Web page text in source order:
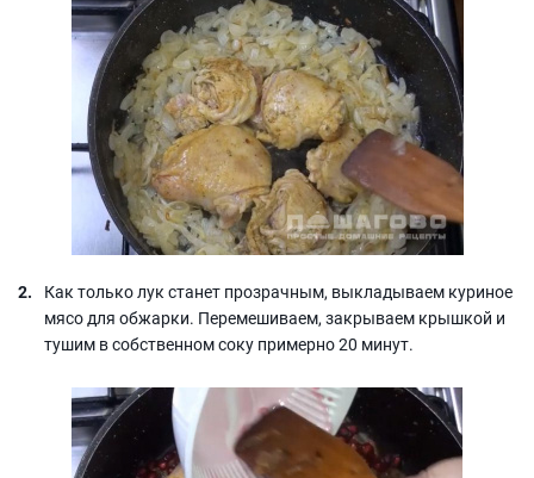
Как только лук станет прозрачным, выкладываем куриное
мясо для обжарки. Перемешиваем, закрываем крышкой и
тушим в собственном соку примерно 20 минут.